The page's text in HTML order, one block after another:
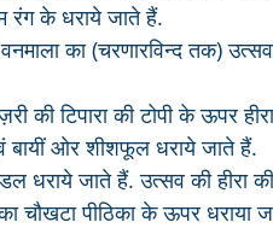
रंग के धराये जाते हैं.
का (चरणारविन्द तक)
बायीं ओर शीशफूल धराये जाते हैं.
धराये जाते हैं. उत्सव की हीरा
चौखटा पीठिका के ऊपर धराया